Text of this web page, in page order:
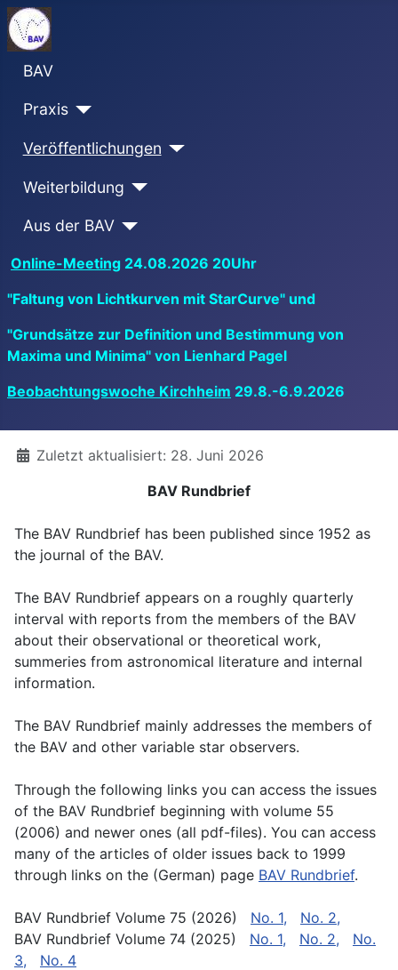
BAV
Praxis
Veröffentlichungen
Weiterbildung
Aus der BAV
Online-Meeting 24.08.2026 20Uhr
"Faltung von Lichtkurven mit StarCurve" und
"Grundsätze zur Definition und Bestimmung von
Maxima und Minima" von Lienhard Pagel
Beobachtungswoche Kirchheim 29.8.-6.9.2026
DetailsZuletzt aktualisiert: 28. Juni 2026
BAV Rundbrief
The BAV Rundbrief has been published since 1952 as
the journal of the BAV.
The BAV Rundbrief appears on a roughly quarterly
interval with reports from the members of the BAV
about their observational or theoretical work,
summeries from astronomical literature and internal
information.
The BAV Rundbrief mainly addresses the members of
the BAV and other variable star observers.
Through the following links you can access the issues
of the BAV Rundbrief beginning with volume 55
(2006) and newer ones (all pdf-files). You can access
many of the articles of older issues back to 1999
through links on the (German) page BAV Rundbrief.
BAV Rundbrief Volume 75 (2026) No. 1,
No. 2,
BAV Rundbrief Volume 74 (2025) No. 1, No. 2,
No.
3,
No. 4